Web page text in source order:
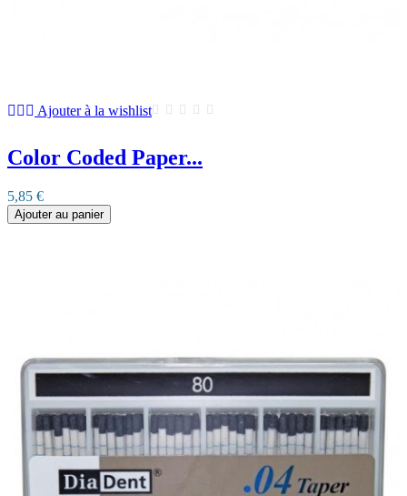
Ajouter à la wishlist
Color Coded Paper...
5,85 €
Ajouter au panier